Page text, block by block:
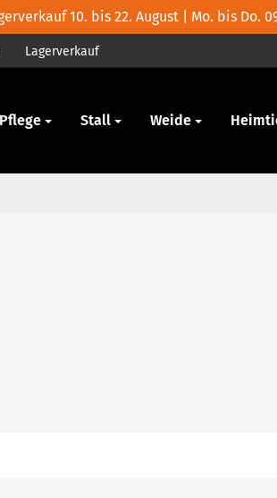
10. bis 22. August | Mo. bis Do.
Lagerverkauf
Pflege Stall Weide